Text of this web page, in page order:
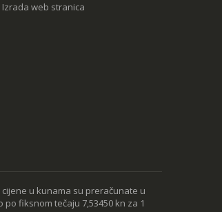
Izrada web stranica
cijene u kunama su preračunate u
po fiksnom tečaju 7,53450 kn za 1